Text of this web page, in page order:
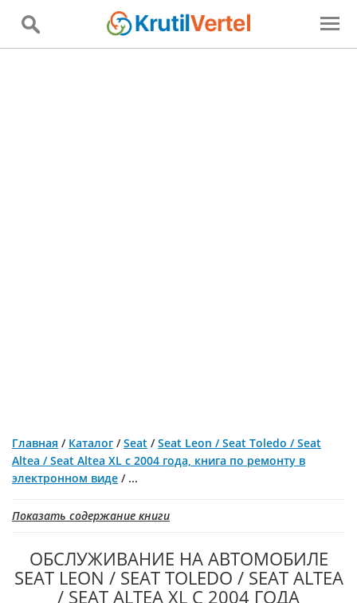
Главная / Каталог /Seat /Seat Leon / Seat Toledo / Seat
Altea / Seat Altea XL с 2004 года, книга по ремонту в
электронном виде / ...
Показать содержание книги
ОБСЛУЖИВАНИЕ НА АВТОМОБИЛЕ
SEAT LEON / SEAT TOLEDO / SEAT ALTEA
/ SEAT ALTEA XL С 2004 ГОДА